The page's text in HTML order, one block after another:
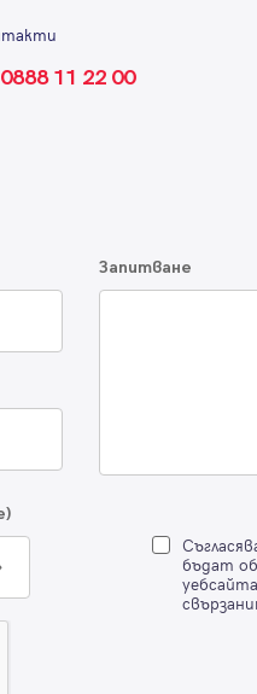
0888 11 22 00
Запитване
бъдат